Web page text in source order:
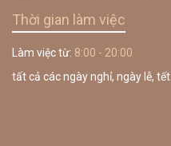
Thời gian làm việc
Làm việc từ: 8:00 - 20:00
tất cả các ngày nghỉ, ngày lễ, tết